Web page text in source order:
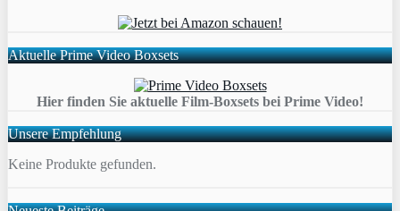
Aktuelle Prime Video Boxsets
Hier finden Sie aktuelle Film-Boxsets bei Prime Video!
Unsere Empfehlung
Keine Produkte gefunden.